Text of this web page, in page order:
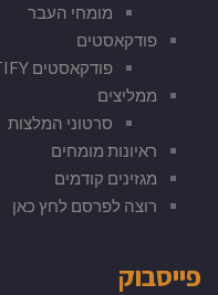
מומחי העבר
פודקאסטים
פודקאסטים SPOTIFY
ממליצים
סרטוני המלצות
ראיונות מומחים
מגזינים קודמים
רוצה לפרסם לחץ כאן
פייסבוק